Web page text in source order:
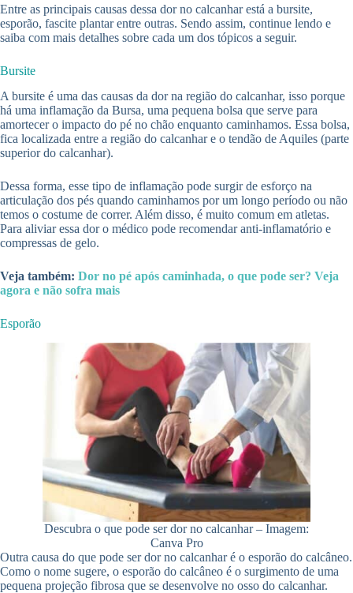
Entre as principais causas dessa dor no calcanhar está a bursite,
esporão, fascite plantar entre outras. Sendo assim, continue lendo e
saiba com mais detalhes sobre cada um dos tópicos a seguir.
Bursite
A bursite é uma das causas da dor na região do calcanhar, isso porque
há uma inflamação da Bursa, uma pequena bolsa que serve para
amortecer o impacto do pé no chão enquanto caminhamos. Essa bolsa,
fica localizada entre a região do calcanhar e o tendão de Aquiles (parte
superior do calcanhar).
Dessa forma, esse tipo de inflamação pode surgir de esforço na
articulação dos pés quando caminhamos por um longo período ou não
temos o costume de correr. Além disso, é muito comum em atletas.
Para aliviar essa dor o médico pode recomendar anti-inflamatório e
compressas de gelo.
Veja também: Dor no pé após caminhada, o que pode ser? Veja
agora e não sofra mais
Esporão
Descubra o que pode ser dor no calcanhar – Imagem:
Canva Pro
Outra causa do que pode ser dor no calcanhar é o esporão do calcâneo.
Como o nome sugere, o esporão do calcâneo é o surgimento de uma
pequena projeção fibrosa que se desenvolve no osso do calcanhar.